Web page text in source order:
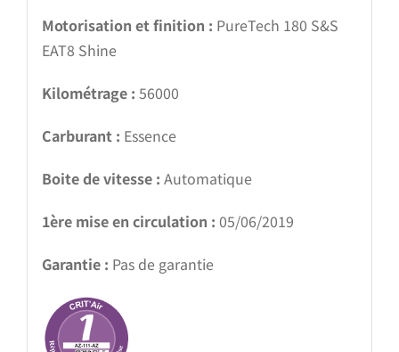
Motorisation et finition : PureTech 180 S&S
EAT8 Shine
Kilométrage : 56000
Carburant : Essence
Boite de vitesse : Automatique
1ère mise en circulation : 05/06/2019
Garantie : Pas de garantie